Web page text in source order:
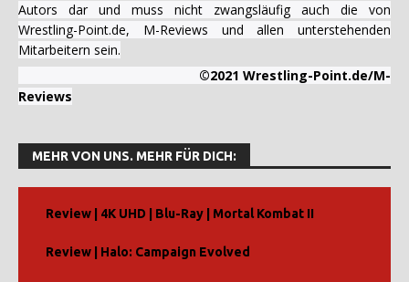
Autors dar und muss nicht zwangsläufig auch die von
Wrestling-Point.de, M-Reviews und allen unterstehenden
Mitarbeitern sein.
©2021 Wrestling-Point.de/M-
Reviews
MEHR VON UNS. MEHR FÜR DICH:
Review | 4K UHD | Blu-Ray | Mortal Kombat II
Review | Halo: Campaign Evolved